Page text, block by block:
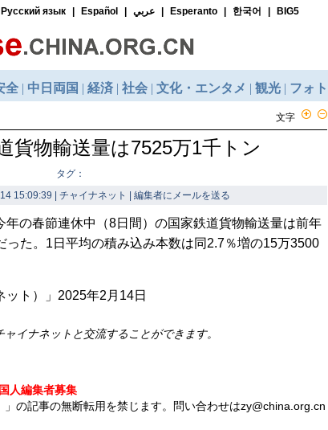
文字
貨物輸送量は7525万1千トン
タグ：
15:09:39 | チャイナネット | 編集者にメールを送る
年の春節連休中（8日間）の国家鉄道貨物輸送量は前年
った。1日平均の積み込み本数は同2.7％増の15万3500
ット）」2025年2月14日
ャイナネットと交流することができます。
人編集者募集
」の記事の無断転用を禁じます。問い合わせはzy@china.org.cn